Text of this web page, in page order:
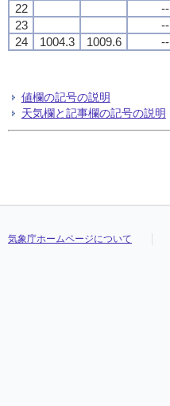
22
--
23
--
24
1004.3 1009.6 --
値欄の記号の説明
天気欄と記事欄の記号の説明
気象庁ホームページについて